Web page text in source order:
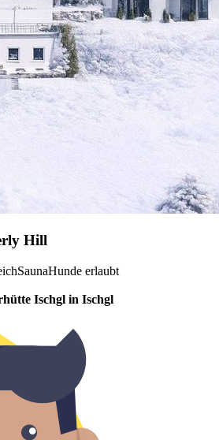
Hill
SaunaHunde erlaubt
Ischgl in Ischgl